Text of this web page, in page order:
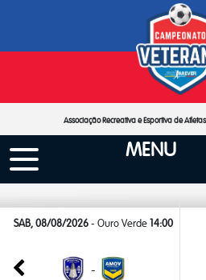
Associação Recreativa e Esportiva de
MENU
SAB, 08/08/2026- Ouro Verde 14:00
-